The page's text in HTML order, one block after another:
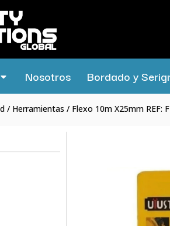
Nosotros Bordado y
/ Herramientas / Flexo 10m X25mm REF: